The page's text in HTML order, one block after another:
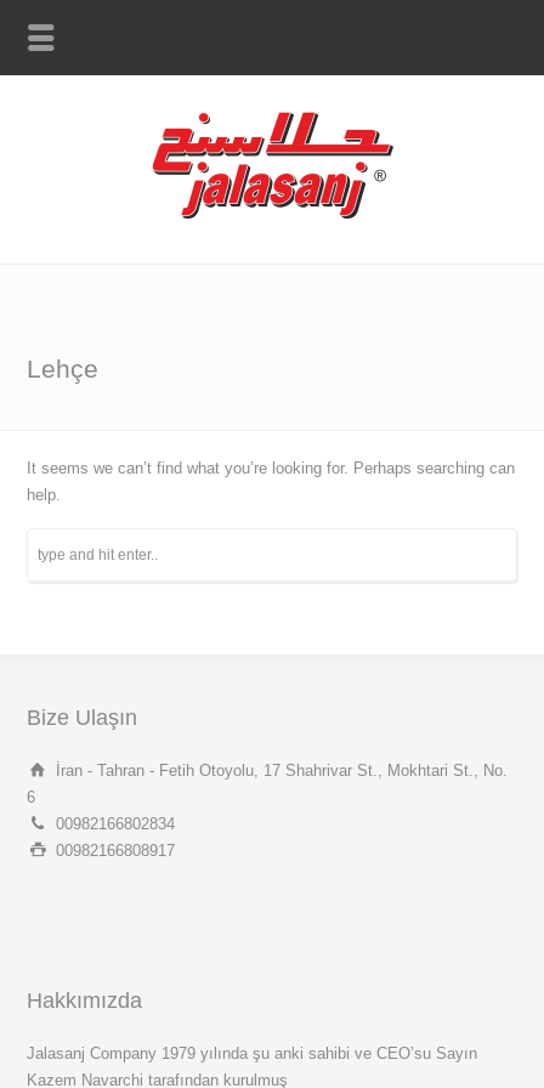
Lehçe
It seems we can’t find what you’re looking for. Perhaps searching can
help.
Bize Ulaşın
İran - Tahran - Fetih Otoyolu, 17 Shahrivar St., Mokhtari St., No.
6
00982166802834
00982166808917
Hakkımızda
Jalasanj Company 1979 yılında şu anki sahibi ve CEO’su Sayın
Kazem Navarchi tarafından kurulmuş